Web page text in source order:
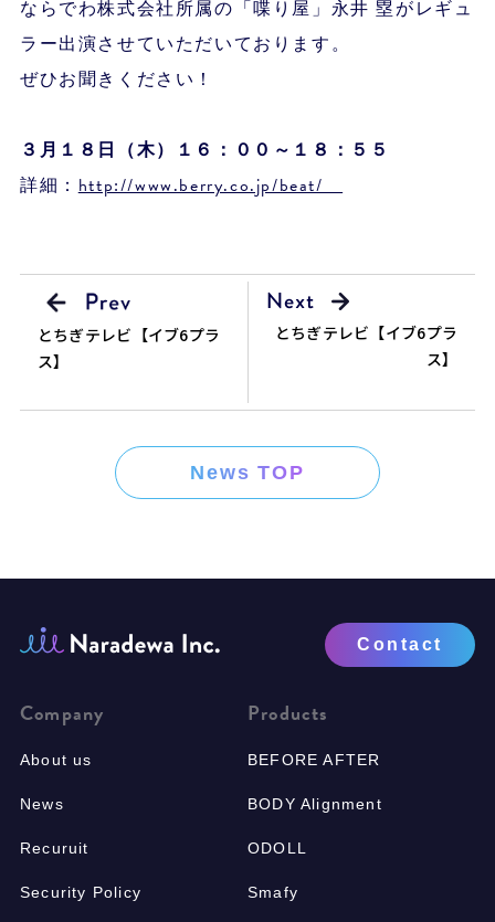
ならでわ株式会社所属の「喋り屋」永井 塁がレギュ
ラー出演させていただいております。
ぜひお聞きください！
３月１８日（木）１６：００～１８：５５
詳細：http://www.berry.co.jp/beat/
とちぎテレビ【イブ6プラ
ス】
とちぎテレビ【イブ6プラ
ス】
News TOP
Contact
Company
About us
News
Recuruit
Security Policy
Products
BEFORE AFTER
BODY Alignment
ODOLL
Smafy